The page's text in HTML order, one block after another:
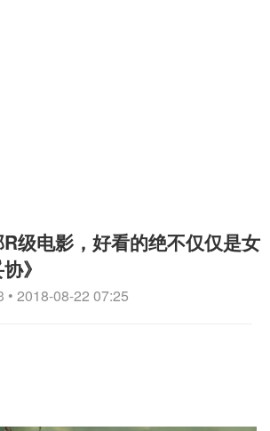
R级电影，好看的绝不仅仅是女
》
• 2018-08-22 07:25